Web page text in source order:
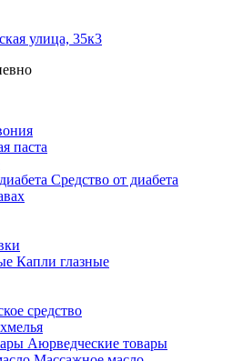
улица, 35к3
паста
Средство от диабета
Капли глазные
средство
Аюрведческие товары